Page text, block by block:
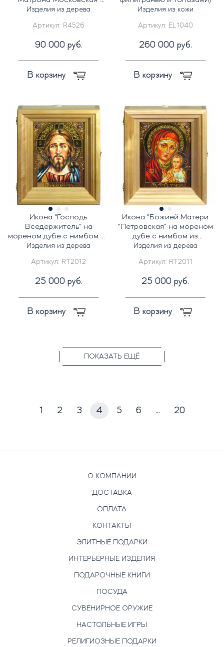
30х37 см
Изделия из дерева
Артикул: R4526
90 000 руб.
В корзину
Изделия из кожи
Артикул: EL1040
260 000 руб.
В корзину
Икона "Господь
Вседержитель" на
мореном дубе с нимбом из
сусального золота в
Изделия из дерева
Артикул: RT2012
25 000 руб.
В корзину
Икона "Божией Матери
"Петровская" на мореном
дубе с нимбом из
сусального золота в
Изделия из дерева
Артикул: RT2011
25 000 руб.
В корзину
ПОКАЗАТЬ ЕЩЁ
1 2 3 4 5 6 ... 20
О КОМПАНИИ
ДОСТАВКА
ОПЛАТА
КОНТАКТЫ
ЭЛИТНЫЕ ПОДАРКИ
ИНТЕРЬЕРНЫЕ ИЗДЕЛИЯ
ПОДАРОЧНЫЕ КНИГИ
ПОСУДА
СУВЕНИРНОЕ ОРУЖИЕ
НАСТОЛЬНЫЕ ИГРЫ
РЕЛИГИОЗНЫЕ ПОДАРКИ